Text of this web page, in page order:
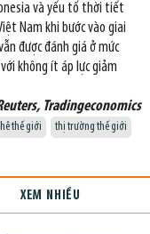
và yếu tố thời tiết
Nam khi bước vào giai
được đánh giá ở mức
không ít áp lực giảm
Tradingeconomics
thế giới thị trường thế giới
XEM NHIỀU